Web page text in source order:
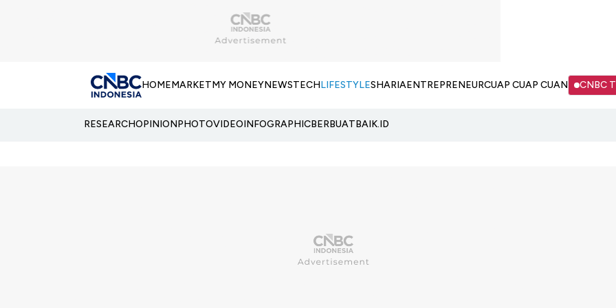
HOMEMARKETMY MONEYNEWSTECHLIFESTYLESHARIAENTREPRENEURCUAP CUAP CUAN CNBC
RESEARCHOPINIONPHOTOVIDEOINFOGRAPHICBERBUATBAIK.ID